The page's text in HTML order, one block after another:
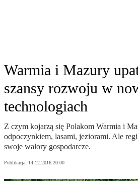
Warmia i Mazury
szansy rozwoju w
technologiach
Z czym kojarzą się Polakom Warmia i
odpoczynkiem, lasami, jeziorami. Ale
swoje walory gospodarcze.
Publikacja: 14.12.2016 20:00